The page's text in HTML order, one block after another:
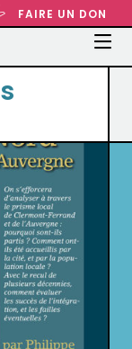
FAIRE UN DON